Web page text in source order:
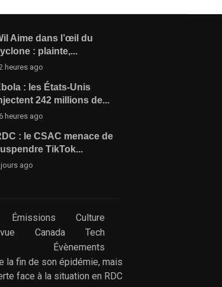
Aime dans l’œil du
: plainte,...
heures ago
: les États-Unis
242 millions de...
heures ago
: le CSAC menace de
TikTok...
ago
Émissions
Culture
Canada
Tech
Évènements
la fin de son épidémie, mais
face à la situation en RDC